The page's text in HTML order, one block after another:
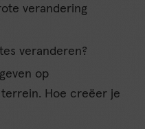
verandering
veranderen?
op
Hoe creëer je